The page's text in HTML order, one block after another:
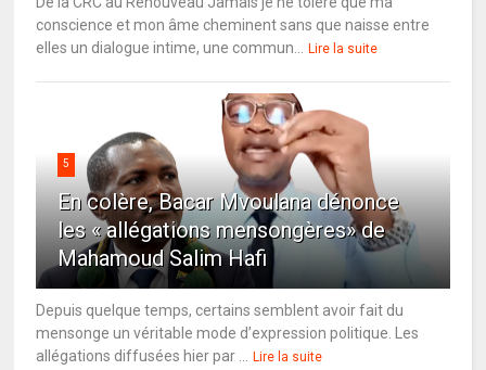
conscience et mon âme cheminent sans que naisse entre
elles un dialogue intime, une commun...
Lire la suite
5
En colère, Bacar Mvoulana dénonce
les « allégations mensongères» de
Mahamoud Salim Hafi
Depuis quelque temps, certains semblent avoir fait du
mensonge un véritable mode d’expression politique. Les
allégations diffusées hier par ...
Lire la suite